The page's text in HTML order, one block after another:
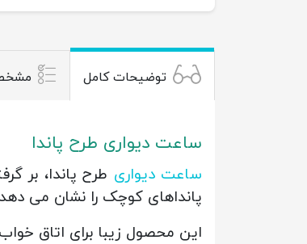
توضیحات کامل
ساعت دیواری طرح پاندا
ساعت دیواری طرح پاندا، بر
پانداهای کوچک را نشان می
این محصول زیبا برای اتاق